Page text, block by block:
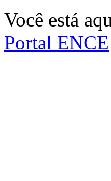
Você está
Portal ENCE